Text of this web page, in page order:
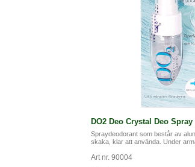
DO2 Deo Crystal Deo Spray
Spraydeodorant som består av
skaka, klar att använda. Under
Art nr. 90004